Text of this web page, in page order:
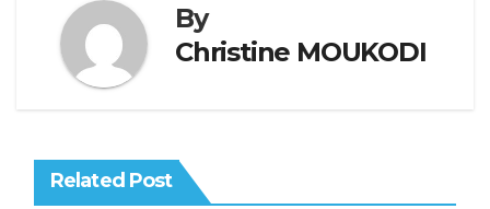
By
Christine MOUKODI
Related Post